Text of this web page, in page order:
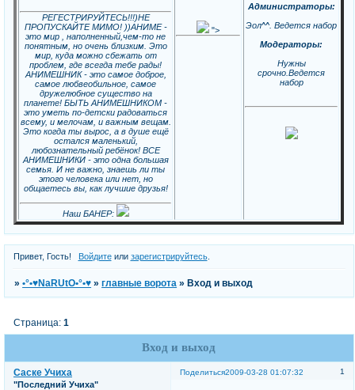
РЕГЕСТРИРУЙТЕСЬ!!!)НЕ
ПРОПУСКАЙТЕ МИМО! ))АНИМЕ -
это мир , наполненный,чем-то не
понятным, но очень близким. Это
мир, куда можно сбежать от
проблем, где всегда тебе рады!
АНИМЕШНИК - это самое доброе,
самое любвеобильное, самое
дружелюбное существо на
планете! БЫТЬ АНИМЕШНИКОМ -
это уметь по-детски радоваться
всему, и мелочам, и важным вещам.
Это когда ты вырос, а в душе ещё
остался маленький,
любознательный ребёнок! ВСЕ
АНИМЕШНИКИ - это одна большая
семья. И не важно, знаешь ли ты
этого человека или нет, но
общаетесь вы, как лучшие друзья!
Наш БАНЕР:
">
Администраторы:
Эол^^. Ведется набор
Модераторы:
Нужны
срочно.Ведется
набор
Привет, Гость! Войдитеили зарегистрируйтесь.
»•°•♥NaRUtO•°•♥ »главные ворота » Вход и выход
Вход и выход
Страница:1
Поделиться 1
2009-03-28 01:07:32
Саске Учиха
"Последний Учиха"